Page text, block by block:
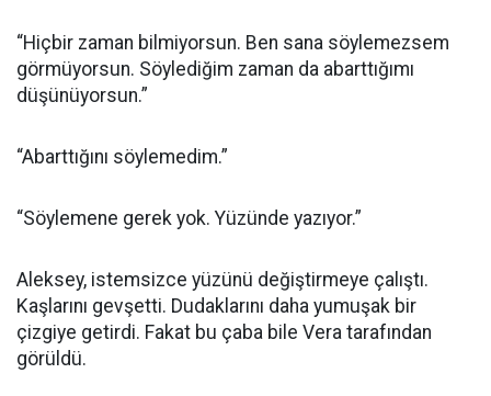
“Hiçbir zaman bilmiyorsun. Ben sana söylemezsem
görmüyorsun. Söylediğim zaman da abarttığımı
düşünüyorsun.”
“Abarttığını söylemedim.”
“Söylemene gerek yok. Yüzünde yazıyor.”
Aleksey, istemsizce yüzünü değiştirmeye çalıştı.
Kaşlarını gevşetti. Dudaklarını daha yumuşak bir
çizgiye getirdi. Fakat bu çaba bile Vera tarafından
görüldü.